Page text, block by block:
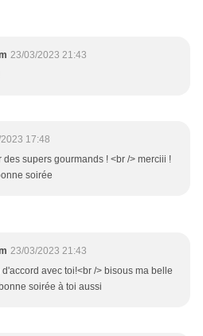
23/03/2023 21:43
17:48
supers gourmands ! <br /> merciii !
soirée
23/03/2023 21:43
avec toi!<br /> bisous ma belle
soirée à toi aussi